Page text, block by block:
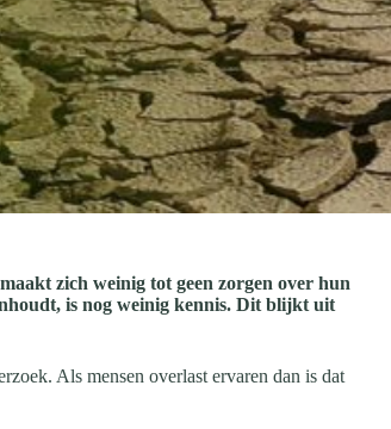
zich weinig tot geen zorgen over hun
is nog weinig kennis. Dit blijkt uit
Als mensen overlast ervaren dan is dat